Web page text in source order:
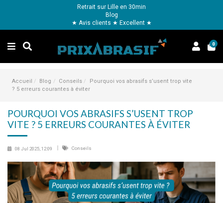
Retrait sur Lille en 30min
Blog
★ Avis clients ★ Excellent ★
0
Accueil Blog Conseils
Pourquoi vos abrasifs s’usent trop vite
? 5 erreurs courantes à éviter
POURQUOI VOS ABRASIFS S’USENT TROP
VITE ? 5 ERREURS COURANTES À ÉVITER
08 Jul 2025, 12:09 Conseils